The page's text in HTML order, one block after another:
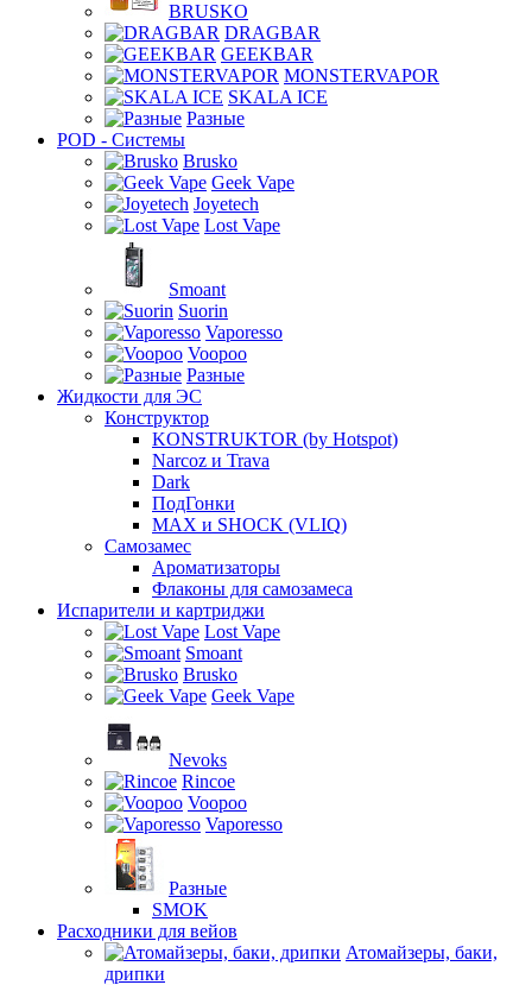
BRUSKO
DRAGBAR
GEEKBAR
MONSTERVAPOR
SKALA ICE
Разные
POD - Системы
Brusko
Geek Vape
Joyetech
Lost Vape
Smoant
Suorin
Vaporesso
Voopoo
Разные
Жидкости для ЭС
Конструктор
KONSTRUKTOR (by Hotspot)
Narcoz и Trava
Dark
ПодГонки
MAX и SHOCK (VLIQ)
Самозамес
Ароматизаторы
Флаконы для самозамеса
Испарители и картриджи
Lost Vape
Smoant
Brusko
Geek Vape
Nevoks
Rincoe
Voopoo
Vaporesso
Разные
SMOK
Расходники для вейов
Атомайзеры, баки,
дрипки